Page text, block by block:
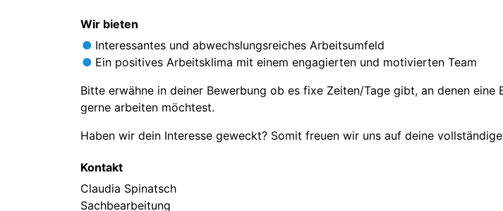
Wir bieten
Interessantes und abwechslungsreiches Arbeitsumfeld
Ein positives Arbeitsklima mit einem engagierten und motivierten Team
Bitte erwähne in deiner Bewerbung ob es fixe Zeiten/Tage gibt, an denen
gerne arbeiten möchtest.
Haben wir dein Interesse geweckt? Somit freuen wir uns auf deine
Kontakt
Claudia Spinatsch
Sachbearbeitung